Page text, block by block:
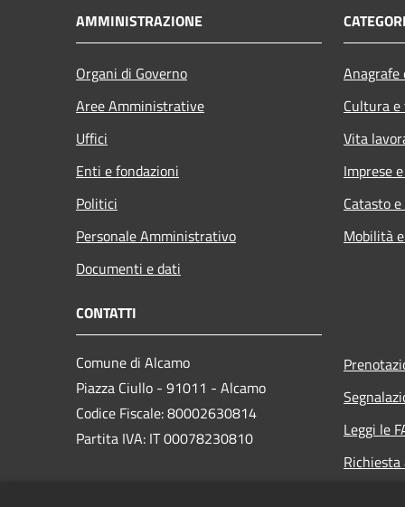
AMMINISTRAZIONE
Organi di Governo
Aree Amministrative
Uffici
Enti e fondazioni
Politici
Personale Amministrativo
Documenti e dati
Cultura
Vita
Imprese
Catasto
Mobilità
CONTATTI
Comune di Alcamo
Piazza Ciullo - 91011 - Alcamo
Codice Fiscale: 80002630814
Partita IVA: IT 00078230810
Leggi le